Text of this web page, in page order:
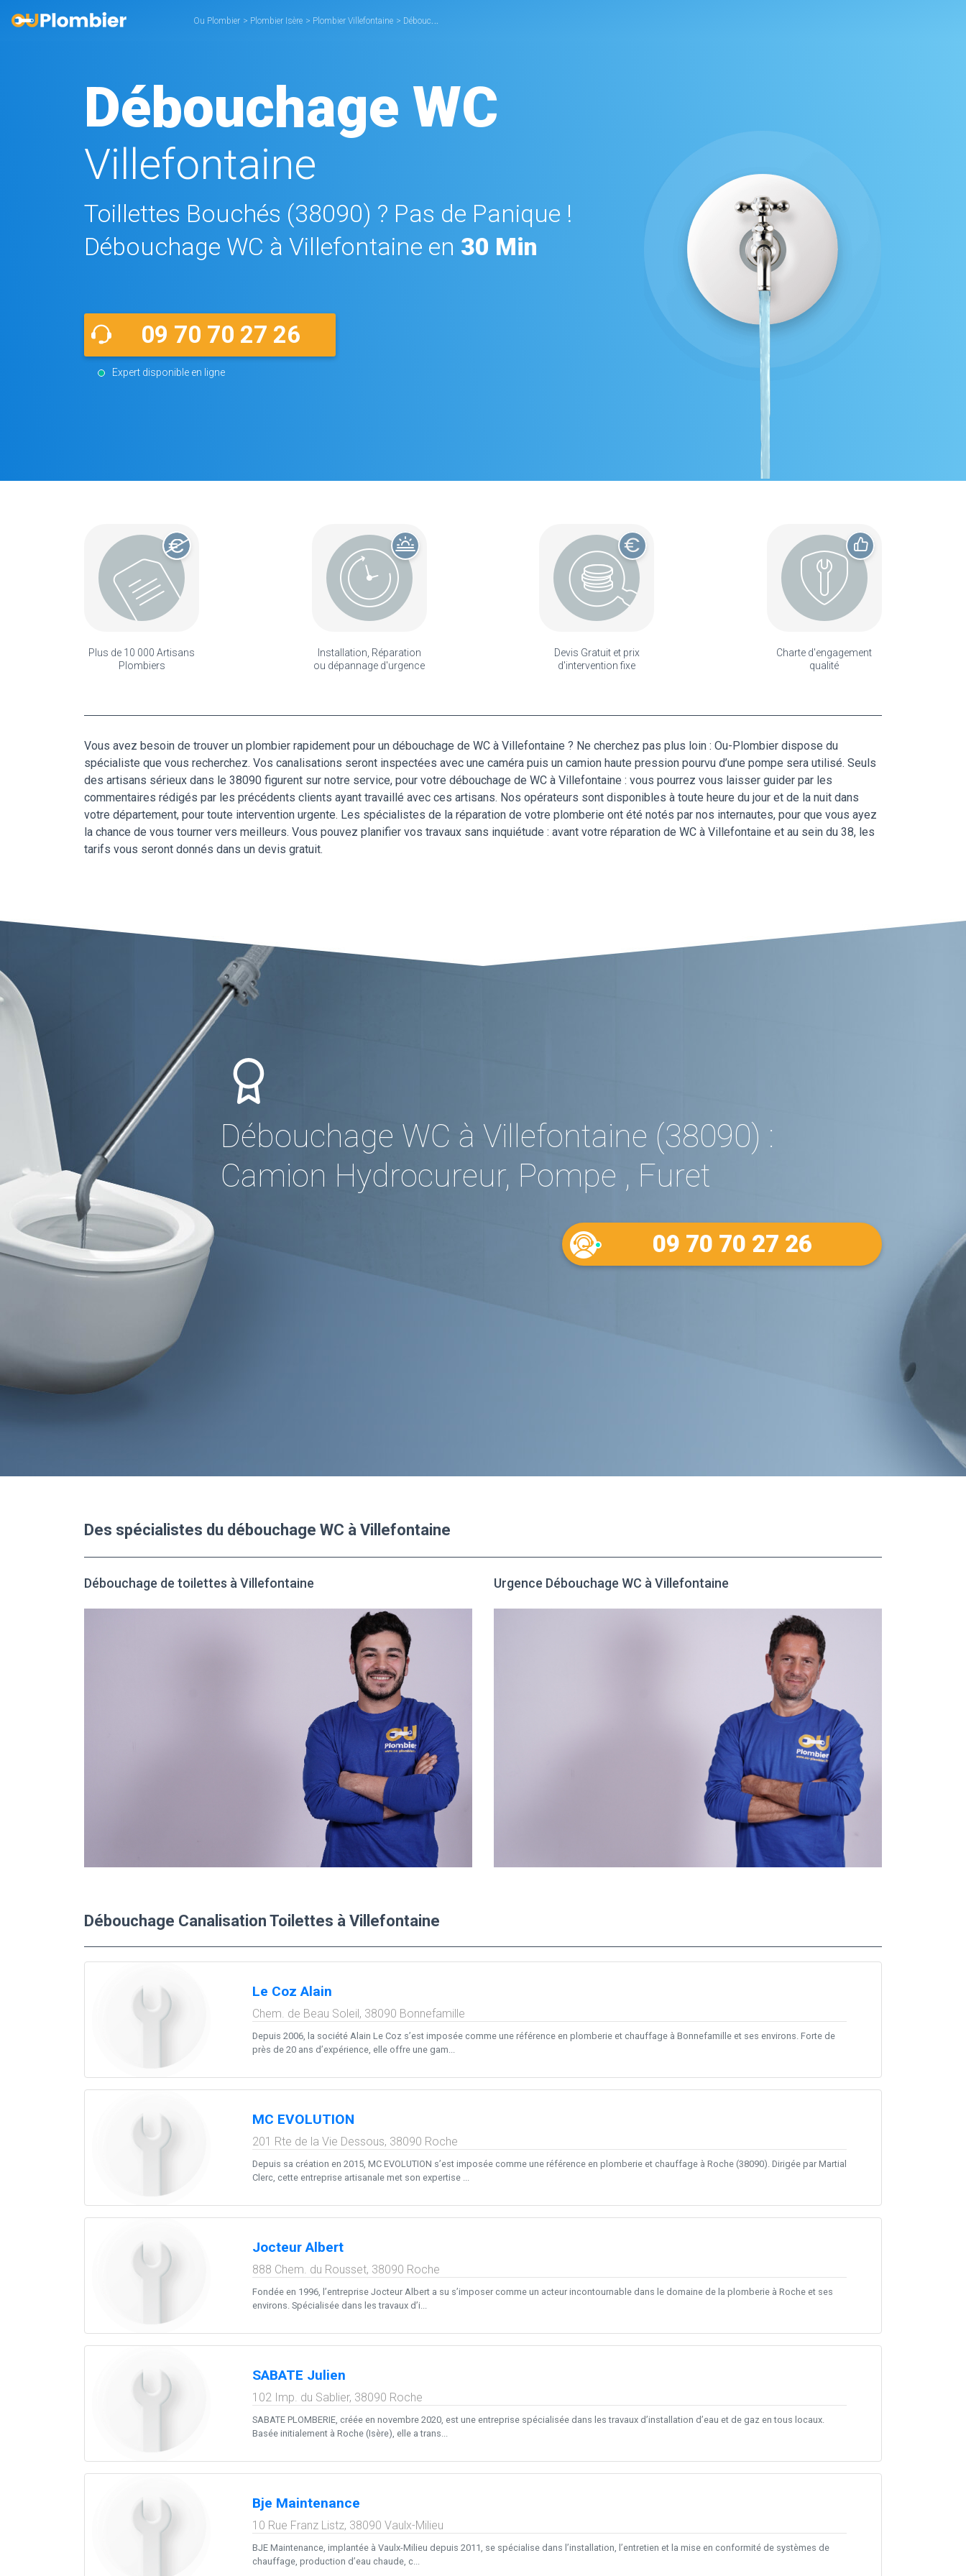
Ou Plombier > Plombier Isère > Plombier Villefontaine > Débouchage WC Villefontaine
Débouchage WC
Villefontaine
Toillettes Bouchés (38090) ? Pas de Panique !
Débouchage WC à Villefontaine en 30 Min
09 70 70 27 26
Expert disponible en ligne
Plus de 10 000 Artisans
Plombiers
Installation, Réparation
ou dépannage d'urgence
Devis Gratuit et prix
d'intervention fixe
Charte d'engagement
qualité
Vous avez besoin de trouver un plombier rapidement pour un débouchage de WC à Villefontaine ? Ne cherchez pas plus loin : Ou-Plombier dispose du
spécialiste que vous recherchez. Vos canalisations seront inspectées avec une caméra puis un camion haute pression pourvu d’une pompe sera utilisé. Seuls
des artisans sérieux dans le 38090 figurent sur notre service, pour votre débouchage de WC à Villefontaine : vous pourrez vous laisser guider par les
commentaires rédigés par les précédents clients ayant travaillé avec ces artisans. Nos opérateurs sont disponibles à toute heure du jour et de la nuit dans
votre département, pour toute intervention urgente. Les spécialistes de la réparation de votre plomberie ont été notés par nos internautes, pour que vous ayez
la chance de vous tourner vers meilleurs. Vous pouvez planifier vos travaux sans inquiétude : avant votre réparation de WC à Villefontaine et au sein du 38, les
tarifs vous seront donnés dans un devis gratuit.
Débouchage WC à Villefontaine (38090) :
Camion Hydrocureur, Pompe , Furet
09 70 70 27 26
Des spécialistes du débouchage WC à Villefontaine
Débouchage de toilettes à Villefontaine Urgence Débouchage WC à Villefontaine
Débouchage Canalisation Toilettes à Villefontaine
Le Coz Alain
Chem. de Beau Soleil, 38090 Bonnefamille
Depuis 2006, la société Alain Le Coz s’est imposée comme une référence en plomberie et chauffage à Bonnefamille et ses environs. Forte de
près de 20 ans d’expérience, elle offre une gam...
MC EVOLUTION
201 Rte de la Vie Dessous, 38090 Roche
Depuis sa création en 2015, MC EVOLUTION s’est imposée comme une référence en plomberie et chauffage à Roche (38090). Dirigée par Martial
Clerc, cette entreprise artisanale met son expertise ...
Jocteur Albert
888 Chem. du Rousset, 38090 Roche
Fondée en 1996, l’entreprise Jocteur Albert a su s’imposer comme un acteur incontournable dans le domaine de la plomberie à Roche et ses
environs. Spécialisée dans les travaux d’i...
SABATE Julien
102 Imp. du Sablier, 38090 Roche
SABATE PLOMBERIE, créée en novembre 2020, est une entreprise spécialisée dans les travaux d’installation d’eau et de gaz en tous locaux.
Basée initialement à Roche (Isère), elle a trans...
Bje Maintenance
10 Rue Franz Listz, 38090 Vaulx-Milieu
BJE Maintenance, implantée à Vaulx-Milieu depuis 2011, se spécialise dans l’installation, l’entretien et la mise en conformité de systèmes de
chauffage, production d’eau chaude, c...